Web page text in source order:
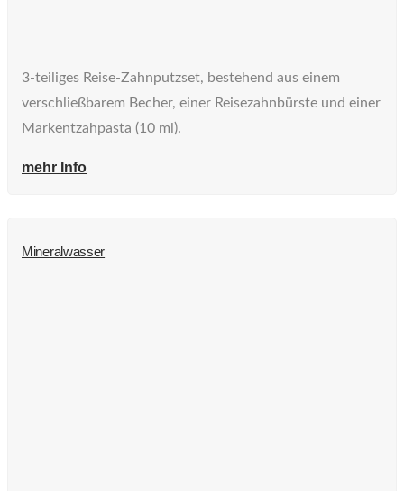
3-teiliges Reise-Zahnputzset, bestehend aus einem
verschließbarem Becher, einer Reisezahnbürste und einer
Markentzahpasta (10 ml).
mehr Info
Mineralwasser